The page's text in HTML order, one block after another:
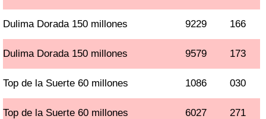
Dulima Dorada 150 millones 9229 166
Dulima Dorada 150 millones 9579 173
Top de la Suerte 60 millones 1086 030
Top de la Suerte 60 millones 6027 271